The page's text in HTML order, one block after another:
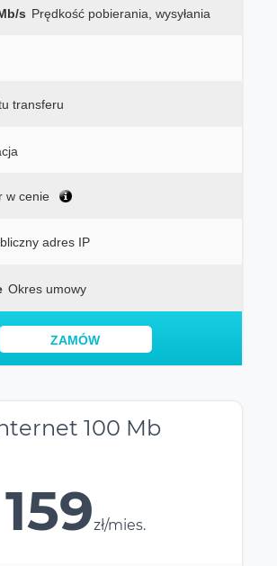
s Prędkość pobierania, wysyłania
transferu
w cenie
adres IP
Okres umowy
ZAMÓW
100 Mb
159zł/mies.